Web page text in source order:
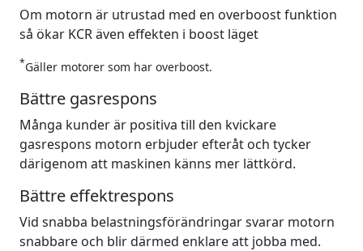
Om motorn är utrustad med en overboost funktion
så ökar KCR även effekten i boost läget
*Gäller motorer som har overboost.
Bättre gasrespons
Många kunder är positiva till den kvickare
gasrespons motorn erbjuder efteråt och tycker
därigenom att maskinen känns mer lättkörd.
Bättre effektrespons
Vid snabba belastningsförändringar svarar motorn
snabbare och blir därmed enklare att jobba med.